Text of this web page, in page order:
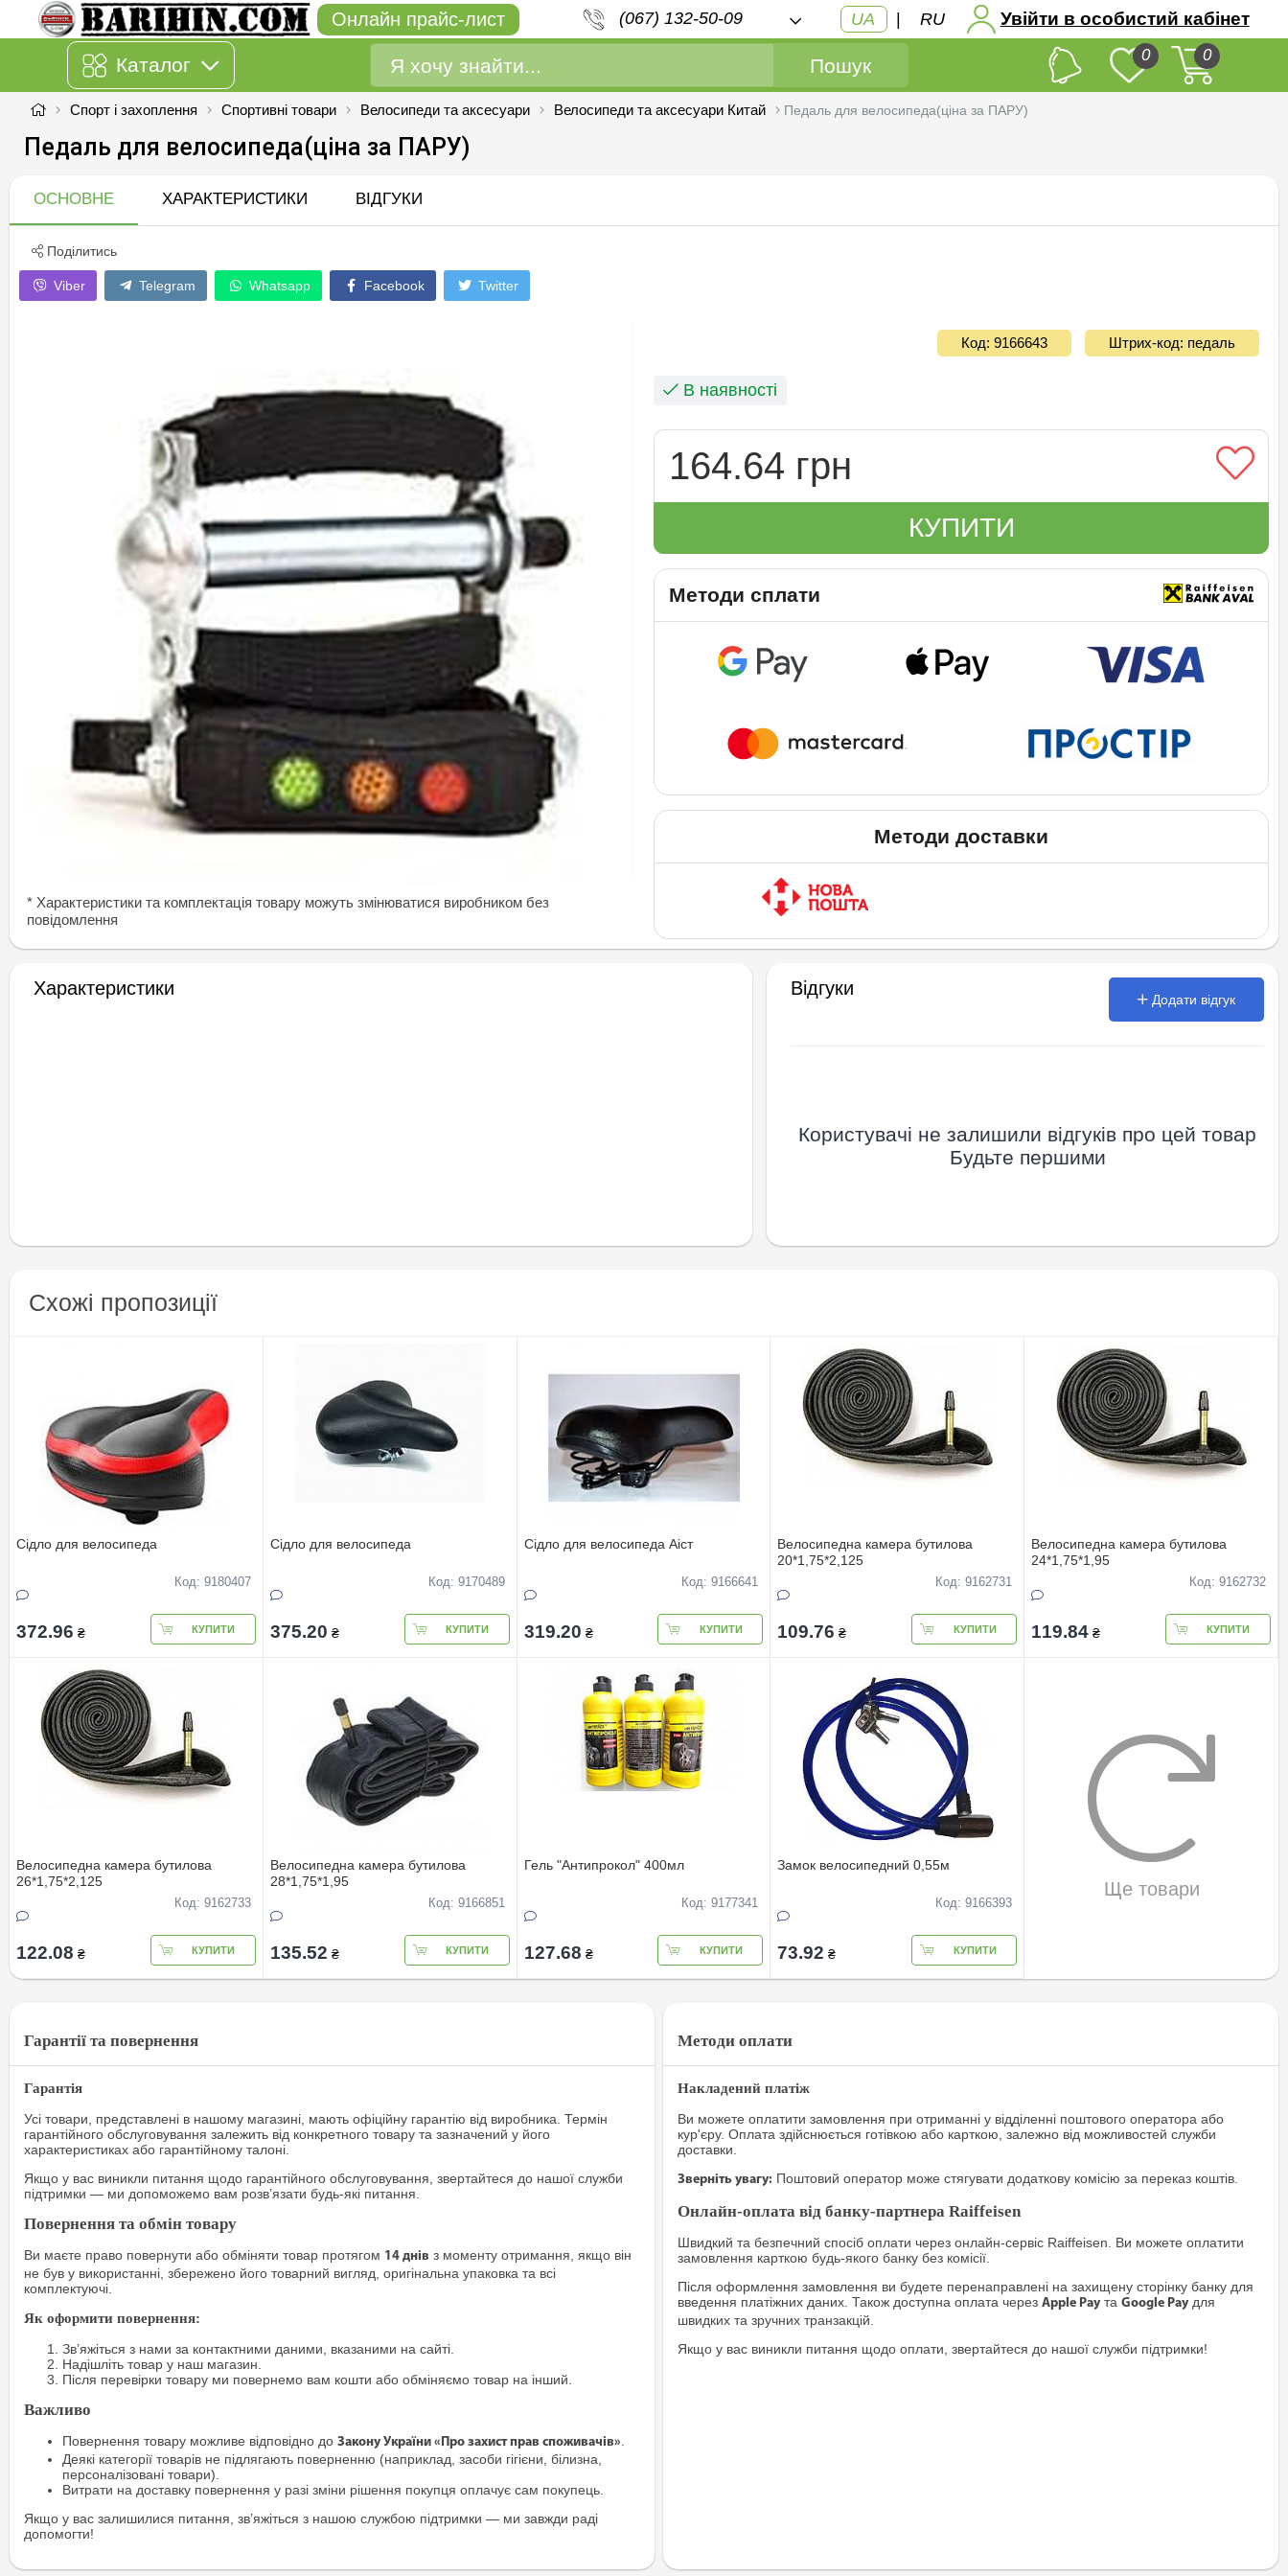
Онлайн прайс-лист (067) 132-50-09 UA | RU Увійти в особистий кабінет
Каталог Пошук 0 0
Спорт і захоплення Спортивні товари Велосипеди та аксесуари Велосипеди та аксесуари Китай Педаль для велосипеда(цiна за ПАРУ)
Педаль для велосипеда(цiна за ПАРУ)
ОСНОВНЕ ХАРАКТЕРИСТИКИ ВІДГУКИ
Поділитись
Viber Telegram Whatsapp Facebook Twitter
* Характеристики та комплектація товару можуть змінюватися виробником без
повідомлення
Код: 9166643 Штрих-код: педаль
В наявності
164.64 грн
КУПИТИ
Методи сплати
Методи доставки
Характеристики Відгуки
Додати відгук
Користувачі не залишили відгуків про цей товар
Будьте першими
Схожі пропозиції
Ciдло для велосипеда
Код: 9180407
372.96 ₴ КУПИТИ
Ciдло для велосипеда
Код: 9170489
375.20 ₴ КУПИТИ
Ciдло для велосипеда Аiст
Код: 9166641
319.20 ₴ КУПИТИ
Велосипедна камера бутилова
20*1,75*2,125
Код: 9162731
109.76 ₴ КУПИТИ
Велосипедна камера бутилова
24*1,75*1,95
Код: 9162732
119.84 ₴ КУПИТИ
Велосипедна камера бутилова
26*1,75*2,125
Код: 9162733
122.08 ₴ КУПИТИ
Велосипедна камера бутилова
28*1,75*1,95
Код: 9166851
135.52 ₴ КУПИТИ
Гель "Антипрокол" 400мл
Код: 9177341
127.68 ₴ КУПИТИ
Замок велосипедний 0,55м
Код: 9166393
73.92 ₴ КУПИТИ
Ще товари
Гарантії та повернення
Гарантія
Усі товари, представлені в нашому магазині, мають офіційну гарантію від виробника. Термін
гарантійного обслуговування залежить від конкретного товару та зазначений у його
характеристиках або гарантійному талоні.
Якщо у вас виникли питання щодо гарантійного обслуговування, звертайтеся до нашої служби
підтримки — ми допоможемо вам розв’язати будь-які питання.
Повернення та обмін товару
Ви маєте право повернути або обміняти товар протягом 14 днів з моменту отримання, якщо він
не був у використанні, збережено його товарний вигляд, оригінальна упаковка та всі
комплектуючі.
Як оформити повернення:
Зв’яжіться з нами за контактними даними, вказаними на сайті.
Надішліть товар у наш магазин.
Після перевірки товару ми повернемо вам кошти або обміняємо товар на інший.
Важливо
Повернення товару можливе відповідно до Закону України «Про захист прав споживачів»
Деякі категорії товарів не підлягають поверненню (наприклад, засоби гігієни, білизна,
персоналізовані товари).
Витрати на доставку повернення у разі зміни рішення покупця оплачує сам покупець.
Якщо у вас залишилися питання, зв’яжіться з нашою службою підтримки — ми завжди раді
допомогти!
Методи оплати
Накладений платіж
Ви можете оплатити замовлення при отриманні у відділенні поштового оператора або
кур'єру. Оплата здійснюється готівкою або карткою, залежно від можливостей служби
доставки.
Зверніть увагу: Поштовий оператор може стягувати додаткову комісію за переказ коштів.
Онлайн-оплата від банку-партнера Raiffeisen
Швидкий та безпечний спосіб оплати через онлайн-сервіс Raiffeisen. Ви можете оплатити
замовлення карткою будь-якого банку без комісії.
Після оформлення замовлення ви будете перенаправлені на захищену сторінку банку для
введення платіжних даних. Також доступна оплата черезApple Pay таGoogle Pay для
швидких та зручних транзакцій.
Якщо у вас виникли питання щодо оплати, звертайтеся до нашої служби підтримки!